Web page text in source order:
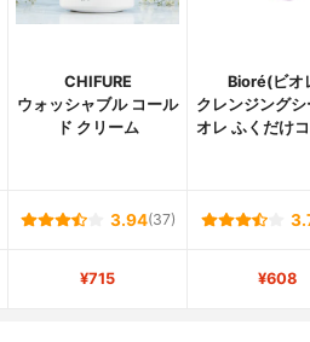
CHIFURE
ウォッシャブル コール
ド クリーム
Bioré(ビオ
クレンジングシ
オレ ふくだけ
3.94(37)
¥715 ¥608